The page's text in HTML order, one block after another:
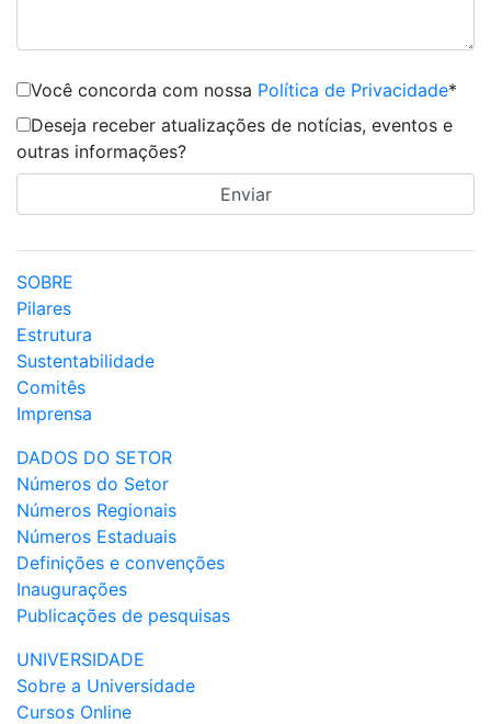
Você concorda com nossa Política de Privacidade*
Deseja receber atualizações de notícias, eventos e
outras informações?
SOBRE
Pilares
Estrutura
Sustentabilidade
Comitês
Imprensa
DADOS DO SETOR
Números do Setor
Números Regionais
Números Estaduais
Definições e convenções
Inaugurações
Publicações de pesquisas
UNIVERSIDADE
Sobre a Universidade
Cursos Online